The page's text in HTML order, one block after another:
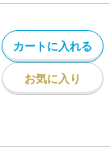
カートに入れる
お気に入り